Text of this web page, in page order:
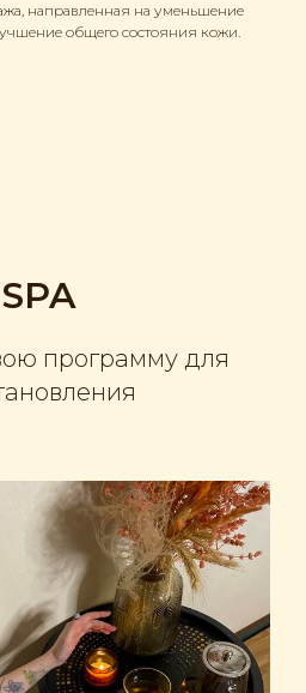
направленная на уменьшение
общего состояния кожи.
SPA
программу для